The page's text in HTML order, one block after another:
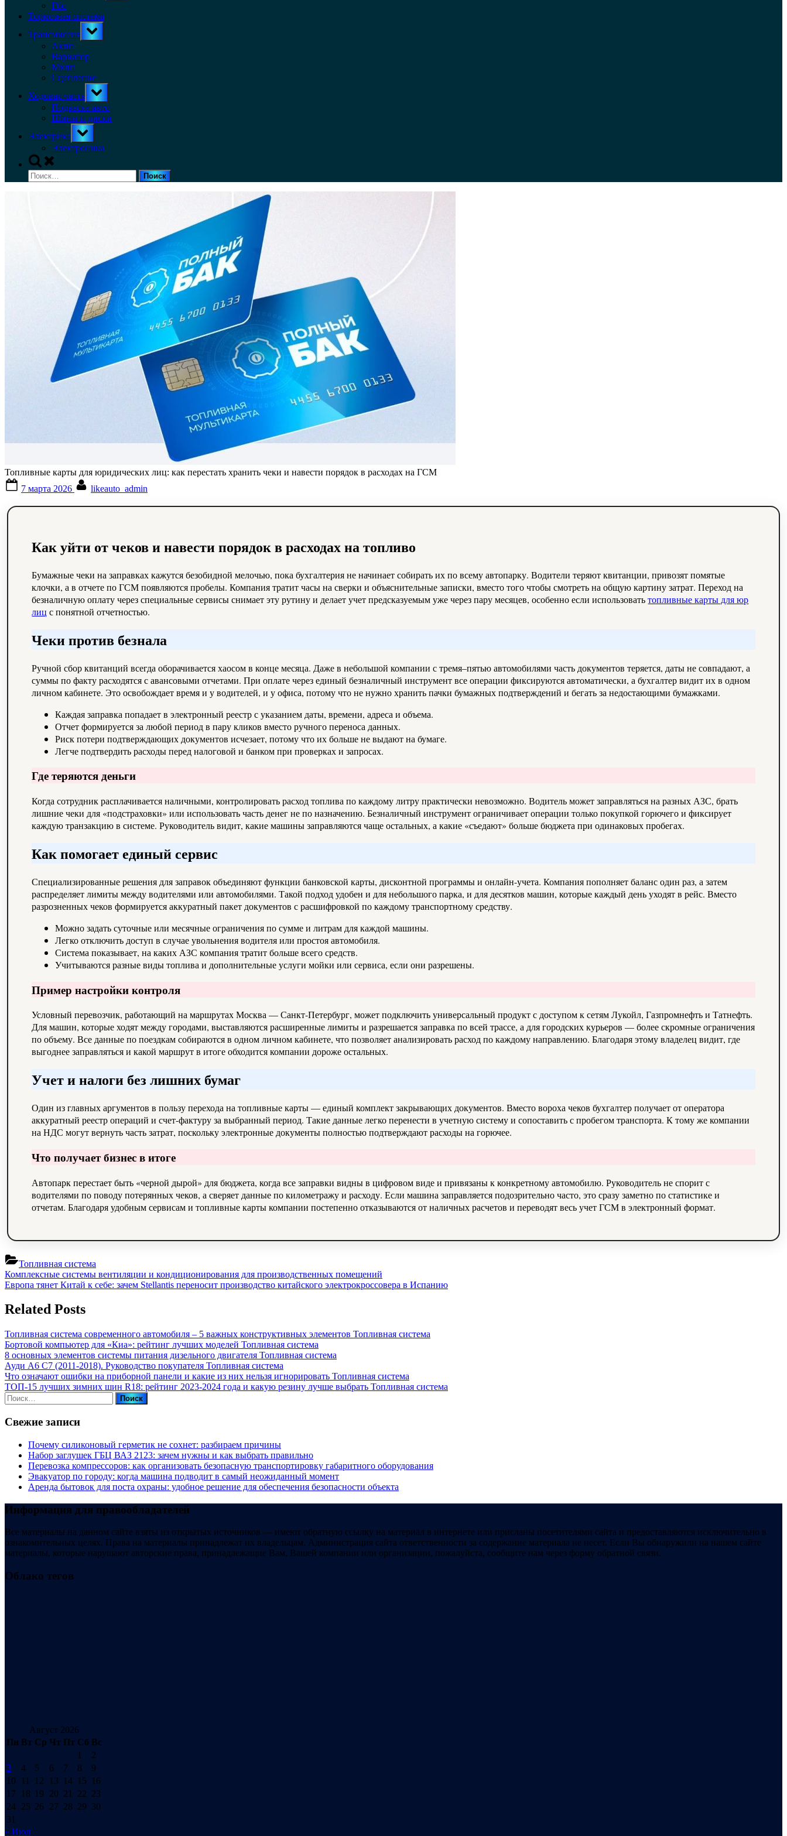
Гбо
Тормозная система
Трансмиссия
Toggle
sub-
Акпп
Вариатор
Мкпп
Сцепление
Ходовая часть
Toggle
sub-
menu
Подвеска авто
Шины и диски
Электрика
Toggle
sub-
menu
Электроника
Toggle
search
form
Найти:
Топливные карты для юридических лиц: как перестать хранить чеки и навести порядок в расходах на ГСМ
on
7 марта 2026 likeauto_admin
Как уйти от чеков и навести порядок в расходах на топливо
Бумажные чеки на заправках кажутся безобидной мелочью, пока бухгалтерия не начинает собирать их по всему автопарку. Водители теряют квитанции, привозят помятые
клочки, а в отчете по ГСМ появляются пробелы. Компания тратит часы на сверки и объяснительные записки, вместо того чтобы смотреть на общую картину затрат. Переход на
безналичную оплату через специальные сервисы снимает эту рутину и делает учет предсказуемым уже через пару месяцев, особенно если использоватьтопливные карты для юр
лиц с понятной отчетностью.
Чеки против безнала
Ручной сбор квитанций всегда оборачивается хаосом в конце месяца. Даже в небольшой компании с тремя–пятью автомобилями часть документов теряется, даты не совпадают, а
суммы по факту расходятся с авансовыми отчетами. При оплате через единый безналичный инструмент все операции фиксируются автоматически, а бухгалтер видит их в одном
личном кабинете. Это освобождает время и у водителей, и у офиса, потому что не нужно хранить пачки бумажных подтверждений и бегать за недостающими бумажками.
Каждая заправка попадает в электронный реестр с указанием даты, времени, адреса и объема.
Отчет формируется за любой период в пару кликов вместо ручного переноса данных.
Риск потери подтверждающих документов исчезает, потому что их больше не выдают на бумаге.
Легче подтвердить расходы перед налоговой и банком при проверках и запросах.
Где теряются деньги
Когда сотрудник расплачивается наличными, контролировать расход топлива по каждому литру практически невозможно. Водитель может заправляться на разных АЗС, брать
лишние чеки для «подстраховки» или использовать часть денег не по назначению. Безналичный инструмент ограничивает операции только покупкой горючего и фиксирует
каждую транзакцию в системе. Руководитель видит, какие машины заправляются чаще остальных, а какие «съедают» больше бюджета при одинаковых пробегах.
Как помогает единый сервис
Специализированные решения для заправок объединяют функции банковской карты, дисконтной программы и онлайн-учета. Компания пополняет баланс один раз, а затем
распределяет лимиты между водителями или автомобилями. Такой подход удобен и для небольшого парка, и для десятков машин, которые каждый день уходят в рейс. Вместо
разрозненных чеков формируется аккуратный пакет документов с расшифровкой по каждому транспортному средству.
Можно задать суточные или месячные ограничения по сумме и литрам для каждой машины.
Легко отключить доступ в случае увольнения водителя или простоя автомобиля.
Система показывает, на каких АЗС компания тратит больше всего средств.
Учитываются разные виды топлива и дополнительные услуги мойки или сервиса, если они разрешены.
Пример настройки контроля
Условный перевозчик, работающий на маршрутах Москва — Санкт-Петербург, может подключить универсальный продукт с доступом к сетям Лукойл, Газпромнефть и Татнефть.
Для машин, которые ходят между городами, выставляются расширенные лимиты и разрешается заправка по всей трассе, а для городских курьеров — более скромные ограничения
по объему. Все данные по поездкам собираются в одном личном кабинете, что позволяет анализировать расход по каждому направлению. Благодаря этому владелец видит, где
выгоднее заправляться и какой маршрут в итоге обходится компании дороже остальных.
Учет и налоги без лишних бумаг
Один из главных аргументов в пользу перехода на топливные карты — единый комплект закрывающих документов. Вместо вороха чеков бухгалтер получает от оператора
аккуратный реестр операций и счет-фактуру за выбранный период. Такие данные легко перенести в учетную систему и сопоставить с пробегом транспорта. К тому же компании
на НДС могут вернуть часть затрат, поскольку электронные документы полностью подтверждают расходы на горючее.
Что получает бизнес в итоге
Автопарк перестает быть «черной дырой» для бюджета, когда все заправки видны в цифровом виде и привязаны к конкретному автомобилю. Руководитель не спорит с
водителями по поводу потерянных чеков, а сверяет данные по километражу и расходу. Если машина заправляется подозрительно часто, это сразу заметно по статистике и
отчетам. Благодаря удобным сервисам и топливные карты компании постепенно отказываются от наличных расчетов и переводят весь учет ГСМ в электронный формат.
Топливная система
Навигация
по
записям
Previous
Post:
Комплексные системы вентиляции и кондиционирования для производственных помещений
Next
Европа тянет Китай к себе: зачем Stellantis переносит производство китайского электрокроссовера в Испанию
Related Posts
Топливная система современного автомобиля – 5 важных конструктивных элементов Топливная система
Бортовой компьютер для «Киа»: рейтинг лучших моделей Топливная система
8 основных элементов системы питания дизельного двигателя Топливная система
Ауди А6 С7 (2011-2018). Руководство покупателя Топливная система
Что означают ошибки на приборной панели и какие из них нельзя игнорировать Топливная система
ТОП-15 лучших зимних шин R18: рейтинг 2023-2024 года и какую резину лучше выбрать Топливная система
Найти:
Свежие записи
Почему силиконовый герметик не сохнет: разбираем причины
Набор заглушек ГБЦ ВАЗ 2123: зачем нужны и как выбрать правильно
Перевозка компрессоров: как организовать безопасную транспортировку габаритного оборудования
Эвакуатор по городу: когда машина подводит в самый неожиданный момент
Аренда бытовок для поста охраны: удобное решение для обеспечения безопасности объекта
Информация для правообладателей
Все материалы на данном сайте взяты из открытых источников — имеют обратную ссылку на материал в интернете или присланы посетителями сайта и предоставляются исключительно в
ознакомительных целях. Права на материалы принадлежат их владельцам. Администрация сайта ответственности за содержание материала не несет. Если Вы обнаружили на нашем сайте
материалы, которые нарушают авторские права, принадлежащие Вам, Вашей компании или организации, пожалуйста, сообщите нам через форму обратной связи.
Облако тегов
Август 2026
Пн Вт Ср Чт Пт Сб Вс
1
2
3
4 5 6 7 8
9
10
11 12 13 14 15
16
17
18 19 20 21 22 23
24 25 26 27 28 29 30
31
« Июл